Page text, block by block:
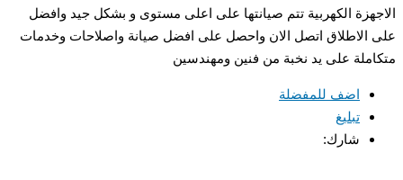
الكهربية تتم صيانتها على اعلى مستوى و بشكل جيد وافضل
الاطلاق اتصل الان واحصل على افضل صيانة واصلاحات وخدمات
على يد نخبة من فنين ومهندسين
اضف للمفضلة
تبليغ
شارك: